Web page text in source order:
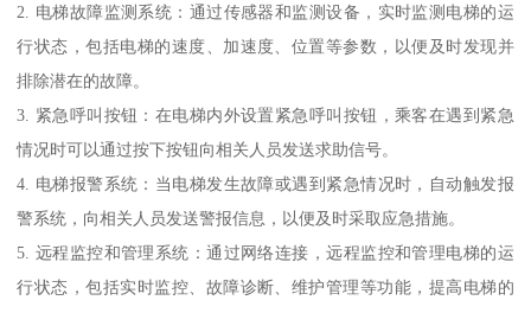
2. 电梯故障监测系统：通过传感器和监测设备，实时监测电梯的运
行状态，包括电梯的速度、加速度、位置等参数，以便及时发现并
排除潜在的故障。
3. 紧急呼叫按钮：在电梯内外设置紧急呼叫按钮，乘客在遇到紧急
情况时可以通过按下按钮向相关人员发送求助信号。
4. 电梯报警系统：当电梯发生故障或遇到紧急情况时，自动触发报
警系统，向相关人员发送警报信息，以便及时采取应急措施。
5. 远程监控和管理系统：通过网络连接，远程监控和管理电梯的运
行状态，包括实时监控、故障诊断、维护管理等功能，提高电梯的